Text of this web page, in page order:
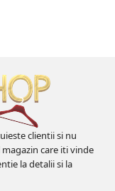
clientii si nu
magazin care iti vinde
la detalii si la